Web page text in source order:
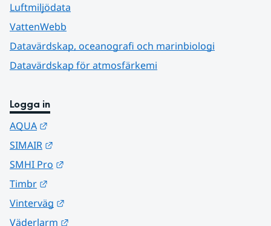
Luftmiljödata
VattenWebb
Datavärdskap, oceanografi och marinbiologi
Datavärdskap för atmosfärkemi
Logga in
AQUA
SIMAIR
SMHI Pro
Timbr
Vinterväg
Väderlarm